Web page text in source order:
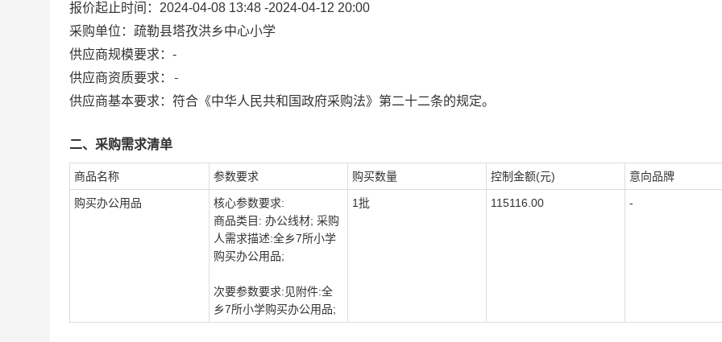
报价起止时间： 2024-04-08 13:48 -2024-04-12 20:00
采购单位： 疏勒县塔孜洪乡中心小学
供应商规模要求： -
供应商资质要求：
-
供应商基本要求：符合《中华人民共和国政府采购法》第二十二条的规定。
二、采购需求清单
商品名称 参数要求 购买数量 控制金额(元) 意向品牌
购买办公用品
核心参数要求:
商品类目: 办公线材; 采购
人需求描述:全乡7所小学
购买办公用品;
次要参数要求:见附件:全
乡7所小学购买办公用品;
1批 115116.00 -